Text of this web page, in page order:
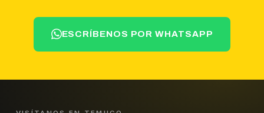
ESCRÍBENOS POR WHATSAPP